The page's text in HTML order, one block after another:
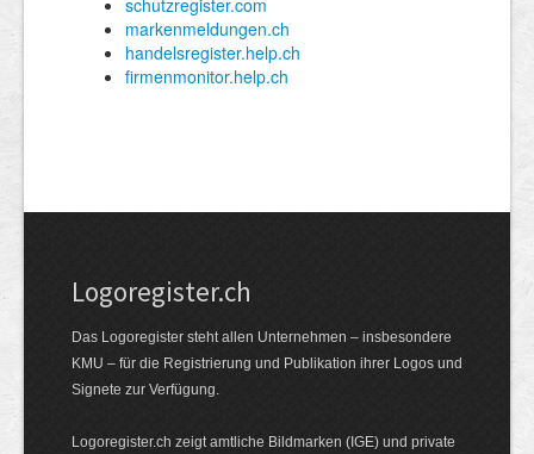
Logoregister.ch
Das Logoregister steht allen Unternehmen – insbesondere
KMU – für die Registrierung und Publikation ihrer Logos und
Signete zur Verfügung.
Logoregister.ch zeigt amtliche Bildmarken (IGE) und private